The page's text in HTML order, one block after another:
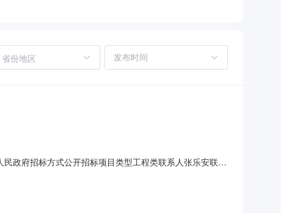
省份地区
政府招标方式公开招标项目类型工程类联系人张乐安联系
革委员会令第16号）及《甘肃省人民政府办公厅转发省公